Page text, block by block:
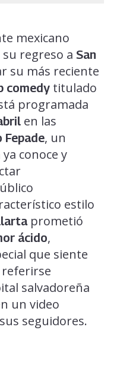
mexicano
regreso a San
su más reciente
comedytitulado
programada
en las
Fepade, un
conoce y
estilo
prometió
ácido,
que siente
referirse
salvadoreña
un video
seguidores.